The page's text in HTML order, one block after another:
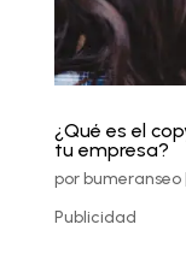
¿Qué es el
tu empresa?
porbumeranseo|
Publicidad